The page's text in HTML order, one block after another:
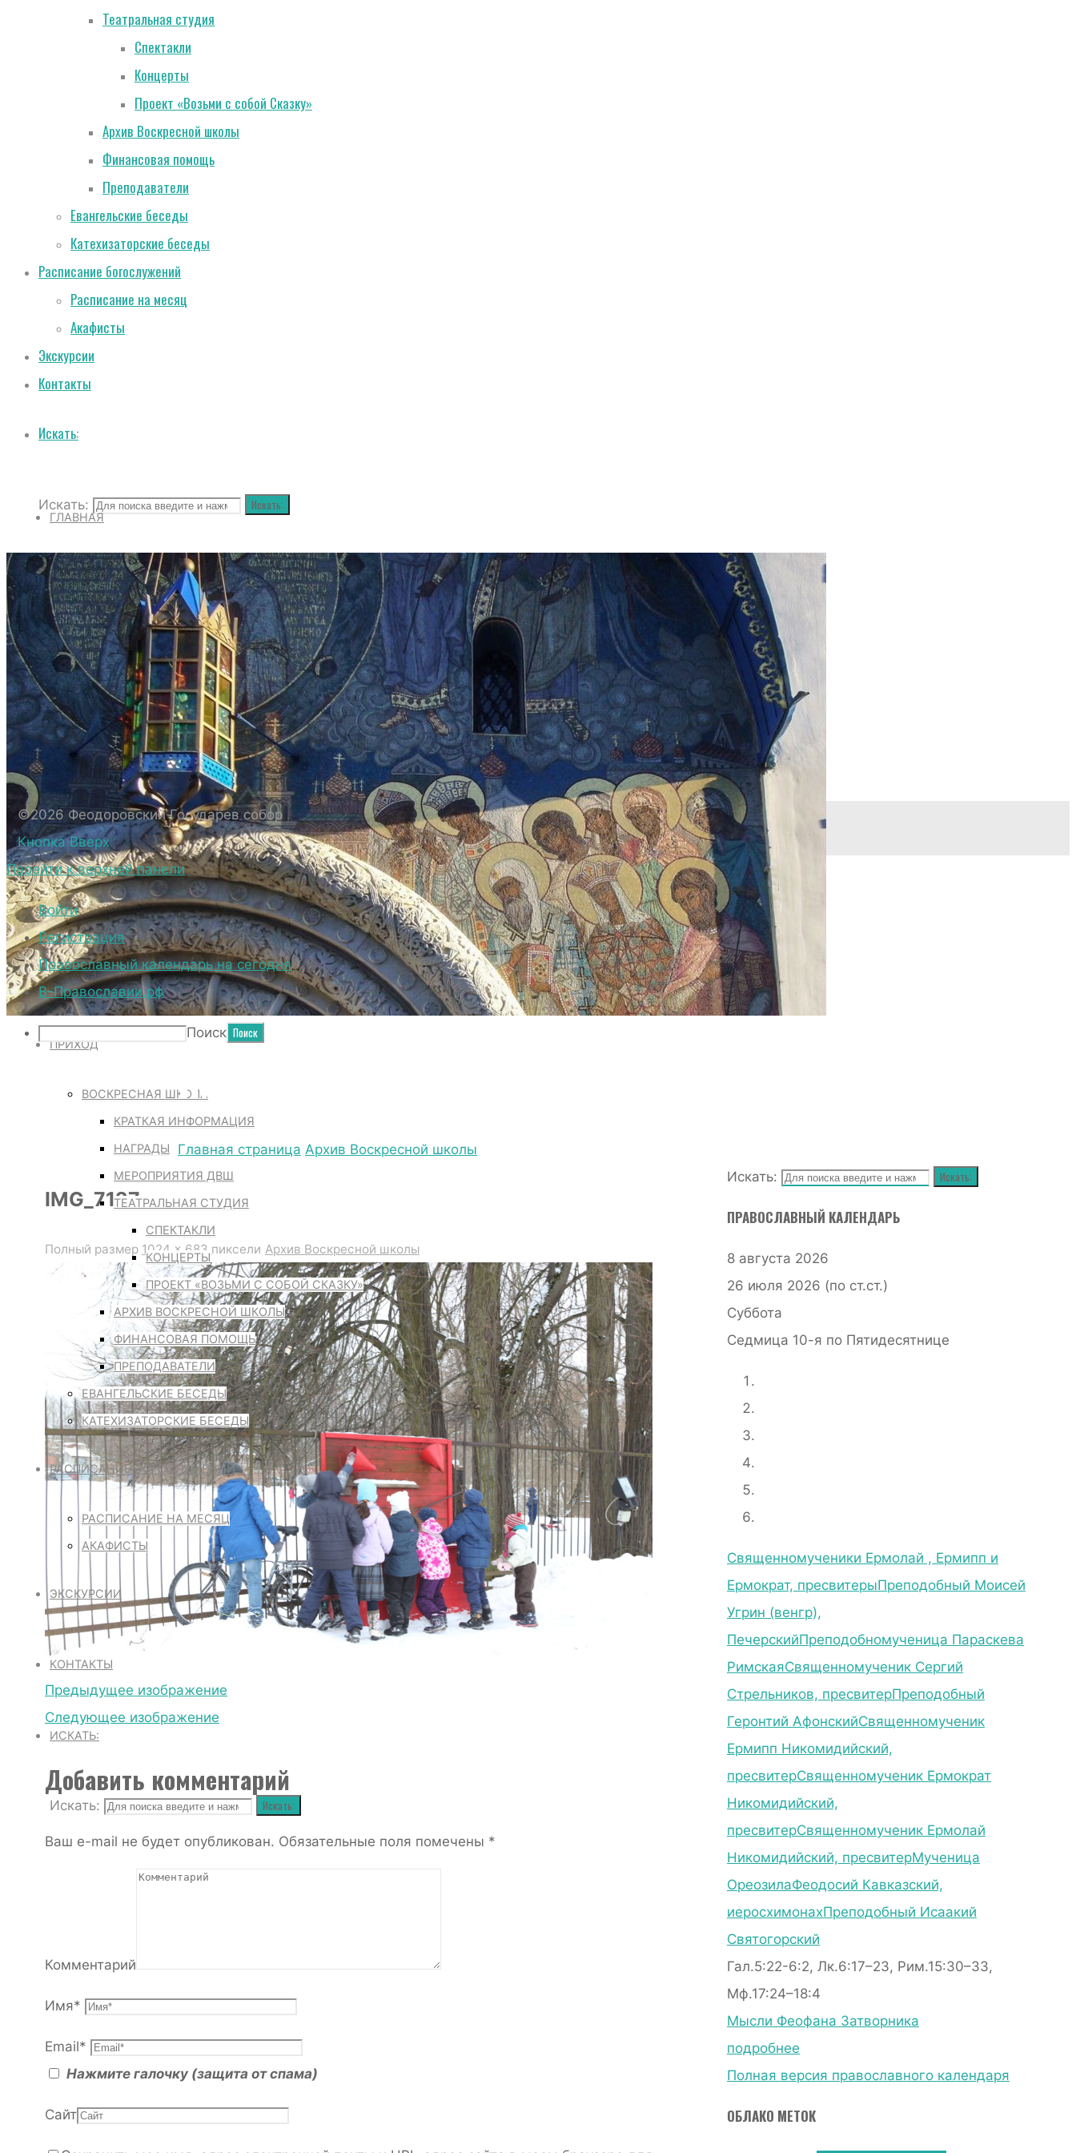
Театральная студия
Спектакли
Концерты
Проект «Возьми с собой Сказку»
Архив Воскресной школы
Финансовая помощь
Преподаватели
Евангельские беседы
Катехизаторские беседы
Расписание богослужений
Расписание на месяц
Акафисты
Экскурсии
Контакты
Искать:
Искать: Искать:
ГЛАВНАЯ
О СОБОРЕ
ИСТОРИЯ СОБОРА
ИСТОРИЯ ФЕОДОРОВСКОГО ГОСУДАРЕВА СОБОРА
ПОЛОЖЕНИЕ И ВНУТРЕННИЙ РАСПОРЯДОК СОБОРА
БИОГРАФИЧЕСКИЕ ДАННЫЕ СВЯЩЕННОСЛУЖИТЕЛЕЙ СОБОРА.
ВНЕШНИЙ ВИД
ВНЕШНИЙ ВИД СОБОРА
ВЕРХНИЙ ХРАМ ФЕОДОРОВСКОГО ГОСУДАРЕВА СОБОРА
НИЖНИЙ ХРАМ ФЕОДОРОВСКОГО ГОСУДАРЕВА СОБОРА
ТЕРРИТОРИЯ СОБОРА
ДУХОВЕНСТВО
НОВОСТИ
ПРИХОД
ВОСКРЕСНАЯ ШКОЛА
КРАТКАЯ ИНФОРМАЦИЯ
НАГРАДЫ
МЕРОПРИЯТИЯ ДВШ
ТЕАТРАЛЬНАЯ СТУДИЯ
СПЕКТАКЛИ
КОНЦЕРТЫ
ПРОЕКТ «ВОЗЬМИ С СОБОЙ СКАЗКУ»
АРХИВ ВОСКРЕСНОЙ ШКОЛЫ
ФИНАНСОВАЯ ПОМОЩЬ
ПРЕПОДАВАТЕЛИ
ЕВАНГЕЛЬСКИЕ БЕСЕДЫ
КАТЕХИЗАТОРСКИЕ БЕСЕДЫ
РАСПИСАНИЕ БОГОСЛУЖЕНИЙ
РАСПИСАНИЕ НА МЕСЯЦ
АКАФИСТЫ
ЭКСКУРСИИ
КОНТАКТЫ
ИСКАТЬ:
Искать: Искать:
IMG_7127
Главная страница Архив Воскресной школы
IMG_7127
Полный размер 1024 × 683пиксели Архив Воскресной школы
Предыдущее изображение
Следующее изображение
Добавить комментарий
Ваш e-mail не будет опубликован. Обязательные поля помечены *
Комментарий
Имя*
Email*
Нажмите галочку (защита от спама)
Сайт
Искать: Искать:
ПРАВОСЛАВНЫЙ КАЛЕНДАРЬ
8 августа 2026
26 июля 2026 (по ст.ст.)
Суббота
Седмица 10-я по Пятидесятнице
Священномученики Ермолай , Ермипп и
Ермократ, пресвитерыПреподобный Моисей
Угрин (венгр),
ПечерскийПреподобномученица Параскева
РимскаяСвященномученик Сергий
Стрельников, пресвитерПреподобный
Геронтий АфонскийСвященномученик
Ермипп Никомидийский,
пресвитерСвященномученик Ермократ
Никомидийский,
пресвитерСвященномученик Ермолай
Никомидийский, пресвитерМученица
ОреозилаФеодосий Кавказский,
иеросхимонахПреподобный Исаакий
Святогорский
Гал.5:22-6:2, Лк.6:17–23, Рим.15:30–33,
Мф.17:24–18:4
Мысли Феофана Затворника
подробнее
Полная версия православного календаря
ОБЛАКО МЕТОК
©2026 Феодоровский Государев собор
Кнопка Вверх
Перейти к верхней панели
Войти
Регистрация
Православный календарь на сегодня
В-Православии.рф
Поиск